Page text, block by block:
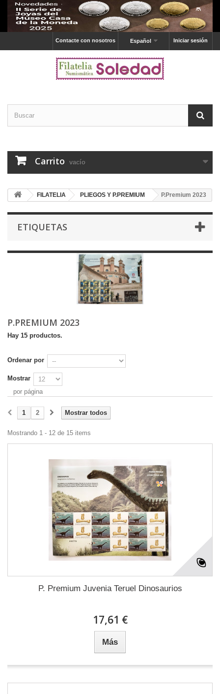
Iniciar sesión
Español
Contacte con nosotros
Carrito vacío
FILATELIA PLIEGOS Y P.PREMIUM P.Premium 2023
ETIQUETAS
P.PREMIUM 2023
Hay 15 productos.
Ordenar por
Mostrar
por página
Mostrar todos
1 2
Mostrando 1 - 12 de 15 items
P. Premium Juvenia Teruel Dinosaurios
17,61 €
Más